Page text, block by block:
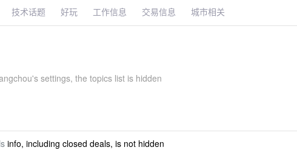
技术话题 好玩 工作信息 交易信息 城市相关
settings, the topics list is hidden
info, including closed deals, is not hidden